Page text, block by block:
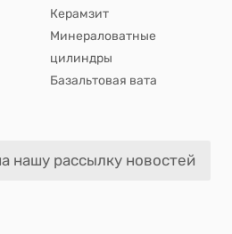
Керамзит
Минераловатные
цилиндры
Базальтовая вата
нашу рассылку новостей